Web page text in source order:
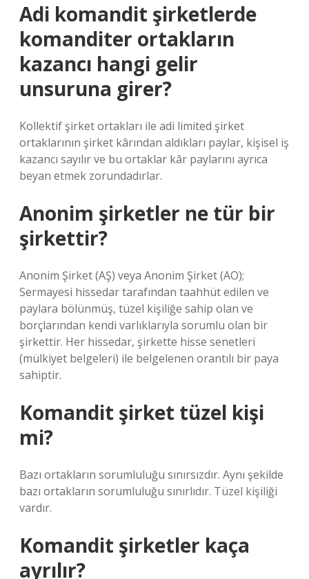
Adi komandit şirketlerde
komanditer ortakların
kazancı hangi gelir
unsuruna girer?
Kollektif şirket ortakları ile adi limited şirket
ortaklarının şirket kârından aldıkları paylar, kişisel iş
kazancı sayılır ve bu ortaklar kâr paylarını ayrıca
beyan etmek zorundadırlar.
Anonim şirketler ne tür bir
şirkettir?
Anonim Şirket (AŞ) veya Anonim Şirket (AO);
Sermayesi hissedar tarafından taahhüt edilen ve
paylara bölünmüş, tüzel kişiliğe sahip olan ve
borçlarından kendi varlıklarıyla sorumlu olan bir
şirkettir. Her hissedar, şirkette hisse senetleri
(mülkiyet belgeleri) ile belgelenen orantılı bir paya
sahiptir.
Komandit şirket tüzel kişi
mi?
Bazı ortakların sorumluluğu sınırsızdır. Aynı şekilde
bazı ortakların sorumluluğu sınırlıdır. Tüzel kişiliği
vardır.
Komandit şirketler kaça
ayrılır?